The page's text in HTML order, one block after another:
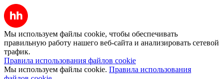
Мы используем файлы cookie, чтобы обеспечивать
правильную работу нашего веб-сайта и анализировать сетевой
трафик.
Правила использования файлов cookie
Мы используем файлы cookie. Правила использования